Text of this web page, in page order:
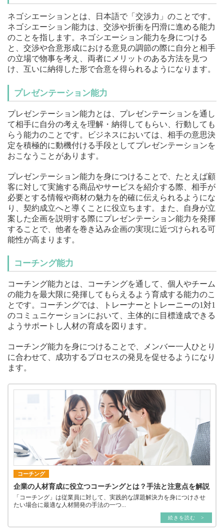
ネゴシエーションとは、日本語で「交渉力」のことです。
ネゴシエーション能力は、交渉や折衝を円滑に進める能力
のことを指します。ネゴシエーション能力を身につける
と、交渉や合意形成における意見の調節の際に自分と相手
の立場で物事を考え、両者にメリットのある方法を見つ
け、互いに納得した形で合意を得られるようになります。
プレゼンテーション能力
プレゼンテーション能力とは、プレゼンテーションを通し
て相手に自分の考えを理解・納得してもらい、行動しても
らう能力のことです。ビジネスにおいては、相手の意思決
定を積極的に動機付ける手段としてプレゼンテーションを
おこなうことがあります。
プレゼンテーション能力を身につけることで、たとえば顧
客に対して実施する商品やサービスを紹介する際、相手が
必要とする情報や商材の魅力を的確に伝えられるようにな
り、契約成立へと導くことに役立ちます。また、自身が立
案した企画を説明する際にプレゼンテーション能力を発揮
することで、他者を巻き込み企画の実現に近づけられる可
能性が高まります。
コーチング能力
コーチング能力とは、コーチングを通して、個人やチーム
の能力を最大限に発揮してもらえるよう育成する能力のこ
とです。コーチングでは、トレーナーとトレーニーの1対1
のコミュニケーションにおいて、主体的に目標達成できる
ようサポートし人材の育成を図ります。
コーチング能力を身につけることで、メンバー一人ひとり
に合わせて、成功するプロセスの発見を促せるようになり
ます。
コーチング
企業の人材育成に役立つコーチングとは？手法と注意点を解説
「コーチング」は従業員に対して、実践的な課題解決力を身につけさせ
たい場合に最適な人材開発の手法の一つ...
続きを読む >